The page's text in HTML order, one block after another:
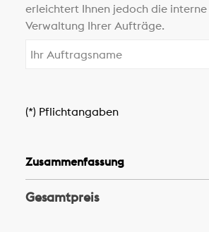
erleichtert Ihnen jedoch die
Verwaltung Ihrer Aufträge.
(*) Pflichtangaben
Zusammenfassung
Gesamtpreis